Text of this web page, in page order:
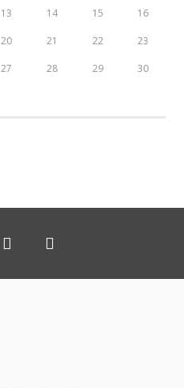
13 14 15 16
20 21 22 23
27 28 29 30